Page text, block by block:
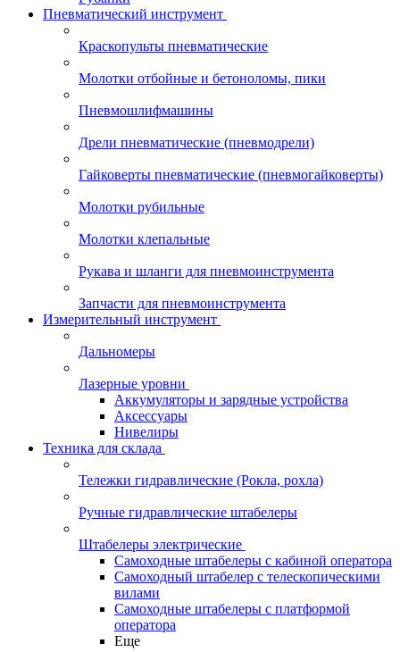
Пневматический инструмент
Краскопульты пневматические
Молотки отбойные и бетоноломы, пики
Пневмошлифмашины
Дрели пневматические (пневмодрели)
Гайковерты пневматические (пневмогайковерты)
Молотки рубильные
Молотки клепальные
Рукава и шланги для пневмоинструмента
Запчасти для пневмоинструмента
Измерительный инструмент
Дальномеры
Лазерные уровни
Аккумуляторы и зарядные устройства
Аксессуары
Нивелиры
Техника для склада
Тележки гидравлические (Рокла, рохла)
Ручные гидравлические штабелеры
Штабелеры электрические
Самоходные штабелеры с кабиной оператора
Самоходный штабелер с телескопическими
вилами
Самоходные штабелеры с платформой
оператора
Еще